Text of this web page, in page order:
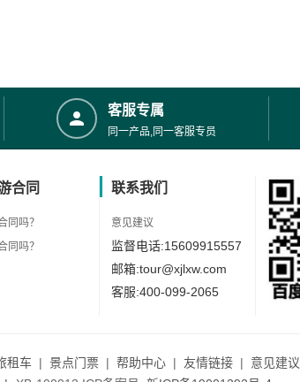
客服专属
同一产品,同一客服专员
合同
同吗？
同吗？
联系我们
意见建议
监督电话:15609915557
邮箱:tour@xjlxw.com
客服:400-099-2065
租车 | 景点门票 | 帮助中心 | 友情链接 | 意见建议